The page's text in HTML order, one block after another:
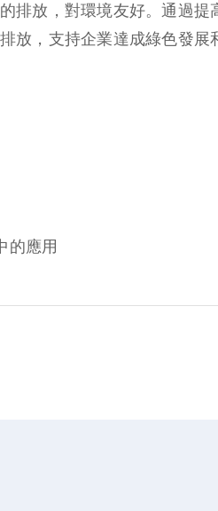
排放，對環境友好。通過提
放，支持企業達成綠色發展
的應用